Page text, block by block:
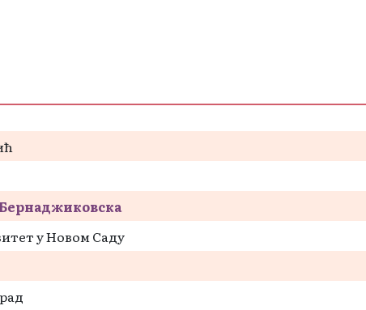
у Новом Саду